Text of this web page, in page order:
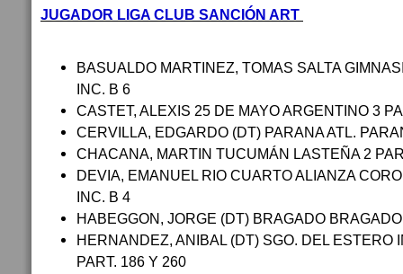
JUGADOR LIGA CLUB SANCIÓN ART
BASUALDO MARTINEZ, TOMAS SALTA
INC. B 6
CASTET, ALEXIS 25 DE MAYO ARGENTINO 3
CERVILLA, EDGARDO (DT) PARANA ATL.
CHACANA, MARTIN TUCUMÁN LASTEÑA 2
DEVIA, EMANUEL RIO CUARTO ALIANZA
INC. B 4
HABEGGON, JORGE (DT) BRAGADO
HERNANDEZ, ANIBAL (DT) SGO. DEL ESTERO
PART. 186 Y 260